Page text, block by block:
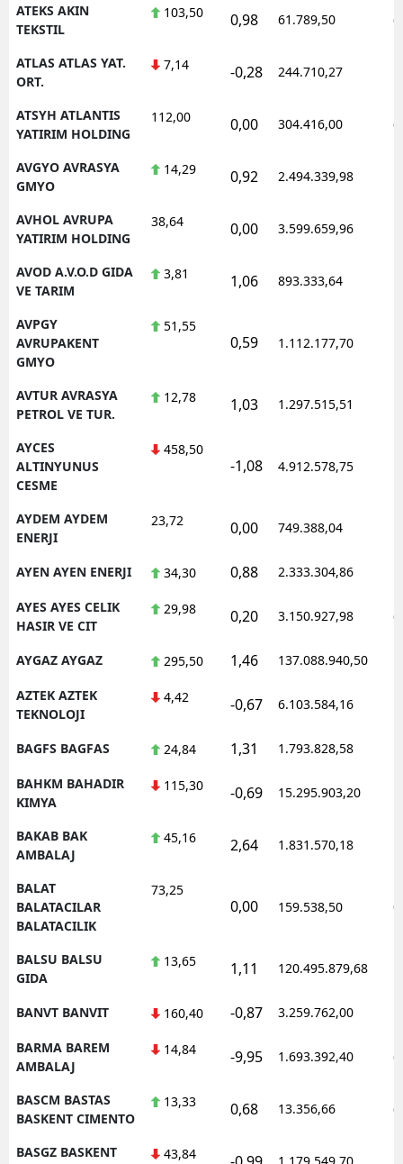
ATEKS AKIN
TEKSTIL
103,50 0,98 61.789,50
ATLAS ATLAS YAT.
ORT.
7,14 -0,28 244.710,27
ATSYH ATLANTIS
YATIRIM HOLDING
112,00 0,00 304.416,00
AVGYO AVRASYA
GMYO
14,29 0,92 2.494.339,98
AVHOL AVRUPA
YATIRIM HOLDING
38,64 0,00 3.599.659,96
AVOD A.V.O.D GIDA
VE TARIM
3,81 1,06 893.333,64
AVPGY
AVRUPAKENT
GMYO
51,55
0,59 1.112.177,70
AVTUR AVRASYA
PETROL VE TUR.
12,78 1,03 1.297.515,51
AYCES
ALTINYUNUS
CESME
458,50
-1,08 4.912.578,75
AYDEM AYDEM
ENERJI
23,72 0,00 749.388,04
AYEN AYEN ENERJI 34,30 0,88 2.333.304,86
AYES AYES CELIK
HASIR VE CIT
29,98 0,20 3.150.927,98
AYGAZ AYGAZ 295,50 1,46 137.088.940,50
AZTEK AZTEK
TEKNOLOJI
4,42 -0,67 6.103.584,16
BAGFS BAGFAS 24,84 1,31 1.793.828,58
BAHKM BAHADIR
KIMYA
115,30 -0,69 15.295.903,20
BAKAB BAK
AMBALAJ
45,16 2,64 1.831.570,18
BALAT
BALATACILAR
BALATACILIK
73,25
0,00 159.538,50
BALSU BALSU
GIDA
13,65 1,11 120.495.879,68
BANVT BANVIT 160,40 -0,87 3.259.762,00
BARMA BAREM
AMBALAJ
14,84 -9,95 1.693.392,40
BASCM BASTAS
BASKENT CIMENTO
13,33 0,68 13.356,66
BASGZ BASKENT
43,84